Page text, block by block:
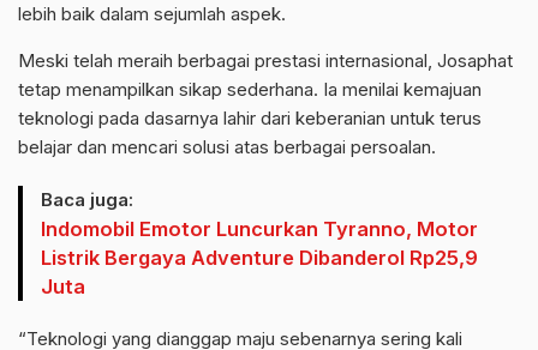
lebih baik dalam sejumlah aspek.
Meski telah meraih berbagai prestasi internasional, Josaphat
tetap menampilkan sikap sederhana. Ia menilai kemajuan
teknologi pada dasarnya lahir dari keberanian untuk terus
belajar dan mencari solusi atas berbagai persoalan.
Baca juga:
Indomobil Emotor Luncurkan Tyranno, Motor
Listrik Bergaya Adventure Dibanderol Rp25,9
Juta
“Teknologi yang dianggap maju sebenarnya sering kali